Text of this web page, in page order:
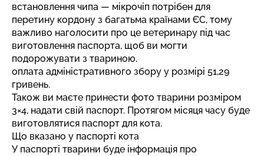
встановлення чипа — мікрочіп потрібен для
перетину кордону з багатьма країнами ЄС, тому
важливо наголосити про це ветеринару під час
виготовлення паспорта, щоб ви могти
подорожувати з твариною.
оплата адміністративного збору у розмірі 51,29
гривень.
Також ви маєте принести фото тварини розміром
3×4, надати свій паспорт. Протягом місяця часу буде
виготовлятися паспорт для кота.
Що вказано у паспорті кота
У паспорті тварини буде інформація про